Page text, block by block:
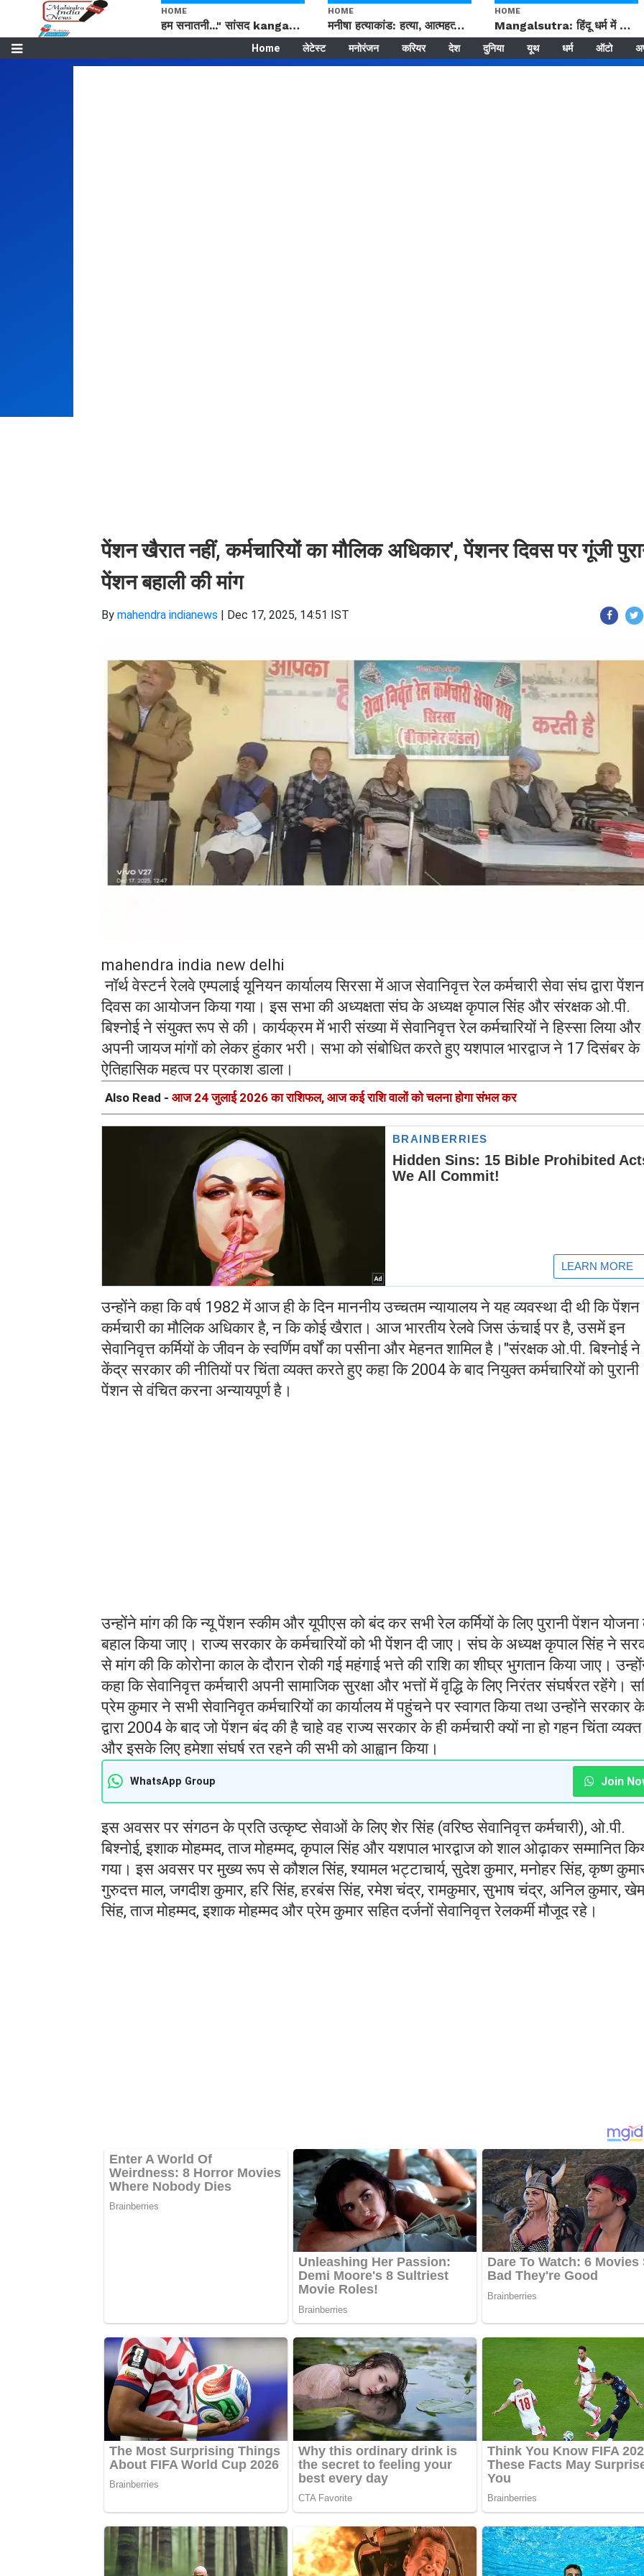
HOME
हम सनातनी..." सांसद kangana Ranaut से क्या बोली लड़की? Viral Jantar-Mantar | CJP protest
HOME
मनीषा हत्याकांड: हत्या, आत्महत्या या कोई बड़ा राज? | Full Story | Josh Haryana
HOME
Mangalsutra: हिंदू धर्म में शादी के बाद मंगलसूत्र क्यों पहनती है महिलाएं, किसने शुरु की ये परंपरा
Home लेटेस्ट मनोरंजन करियर देश दुनिया यूथ धर्म ऑटो
पेंशन खैरात नहीं, कर्मचारियों का मौलिक अधिकार', पेंशनर दिवस पर गूंजी
पेंशन बहाली की मांग
By mahendra indianews | Dec 17, 2025, 14:51 IST
mahendra india new delhi
नॉर्थ वेस्टर्न रेलवे एम्पलाई यूनियन कार्यालय सिरसा में आज सेवानिवृत्त रेल कर्मचारी सेवा संघ द्वारा
दिवस का आयोजन किया गया। इस सभा की अध्यक्षता संघ के अध्यक्ष कृपाल सिंह और संरक्षक ओ.पी.
बिश्नोई ने संयुक्त रूप से की। कार्यक्रम में भारी संख्या में सेवानिवृत्त रेल कर्मचारियों ने हिस्सा लिया और
अपनी जायज मांगों को लेकर हुंकार भरी। सभा को संबोधित करते हुए यशपाल भारद्वाज ने 17 दिसंबर के
ऐतिहासिक महत्व पर प्रकाश डाला।
Also Read - आज 24 जुलाई 2026 का राशिफल, आज कई राशि वालों को चलना होगा संभल कर
उन्होंने कहा कि वर्ष 1982 में आज ही के दिन माननीय उच्चतम न्यायालय ने यह व्यवस्था दी थी कि पेंशन
कर्मचारी का मौलिक अधिकार है, न कि कोई खैरात। आज भारतीय रेलवे जिस ऊंचाई पर है, उसमें इन
सेवानिवृत्त कर्मियों के जीवन के स्वर्णिम वर्षों का पसीना और मेहनत शामिल है।"संरक्षक ओ.पी. बिश्नोई ने
केंद्र सरकार की नीतियों पर चिंता व्यक्त करते हुए कहा कि 2004 के बाद नियुक्त कर्मचारियों को पुरानी
पेंशन से वंचित करना अन्यायपूर्ण है।
उन्होंने मांग की कि न्यू पेंशन स्कीम और यूपीएस को बंद कर सभी रेल कर्मियों के लिए पुरानी पेंशन योजना
बहाल किया जाए। राज्य सरकार के कर्मचारियों को भी पेंशन दी जाए। संघ के अध्यक्ष कृपाल सिंह ने
से मांग की कि कोरोना काल के दौरान रोकी गई महंगाई भत्ते की राशि का शीघ्र भुगतान किया जाए।
कहा कि सेवानिवृत्त कर्मचारी अपनी सामाजिक सुरक्षा और भत्तों में वृद्धि के लिए निरंतर संघर्षरत रहेंगे।
प्रेम कुमार ने सभी सेवानिवृत कर्मचारियों का कार्यालय में पहुंचने पर स्वागत किया तथा उन्होंने सरकार
द्वारा 2004 के बाद जो पेंशन बंद की है चाहे वह राज्य सरकार के ही कर्मचारी क्यों ना हो गहन चिंता
और इसके लिए हमेशा संघर्ष रत रहने की सभी को आह्वान किया।
WhatsApp Group Join
इस अवसर पर संगठन के प्रति उत्कृष्ट सेवाओं के लिए शेर सिंह (वरिष्ठ सेवानिवृत्त कर्मचारी), ओ.पी.
बिश्नोई, इशाक मोहम्मद, ताज मोहम्मद, कृपाल सिंह और यशपाल भारद्वाज को शाल ओढ़ाकर सम्मानित
गया। इस अवसर पर मुख्य रूप से कौशल सिंह, श्यामल भट्टाचार्य, सुदेश कुमार, मनोहर सिंह, कृष्ण
गुरुदत्त माल, जगदीश कुमार, हरि सिंह, हरबंस सिंह, रमेश चंद्र, रामकुमार, सुभाष चंद्र, अनिल कुमार, खेम
सिंह, ताज मोहम्मद, इशाक मोहम्मद और प्रेम कुमार सहित दर्जनों सेवानिवृत्त रेलकर्मी मौजूद रहे।